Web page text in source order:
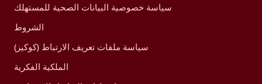
سياسة خصوصية البيانات الصحية للمستهلك
الشروط
سياسة ملفات تعريف الارتباط (كوكيز)
الملكية الفكرية